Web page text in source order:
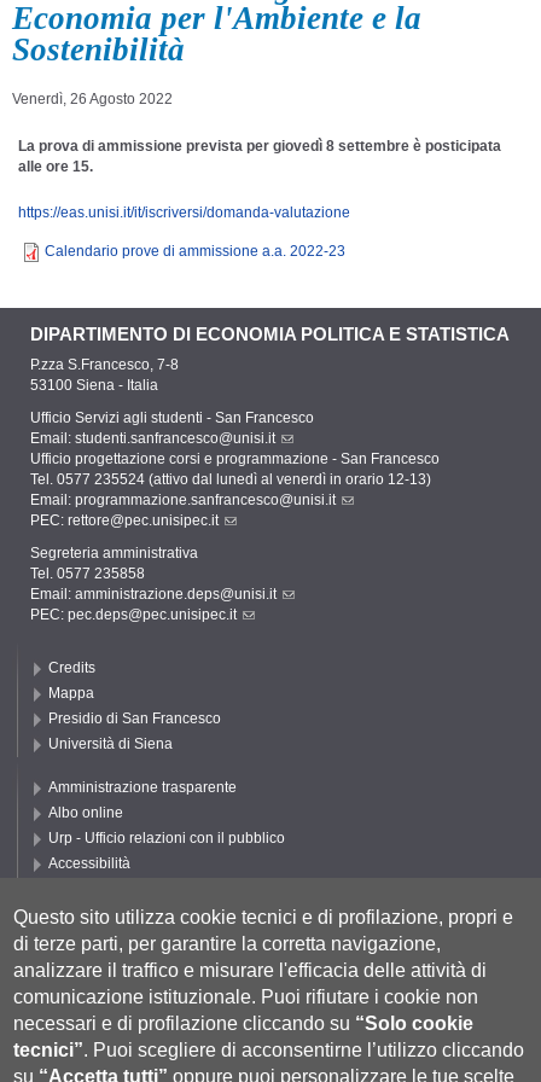
Economia per l'Ambiente e la
Sostenibilità
Venerdì, 26 Agosto 2022
La prova di ammissione prevista per giovedì 8 settembre è posticipata
alle ore 15.
https://eas.unisi.it/it/iscriversi/domanda-valutazione
Calendario prove di ammissione a.a. 2022-23
DIPARTIMENTO DI ECONOMIA POLITICA E STATISTICA
P.zza S.Francesco, 7-8
53100 Siena - Italia
Ufficio Servizi agli studenti - San Francesco
Email: studenti.sanfrancesco@unisi.it
Ufficio progettazione corsi e programmazione - San Francesco
Tel. 0577 235524 (attivo dal lunedì al venerdì in orario 12-13)
Email: programmazione.sanfrancesco@unisi.it
PEC: rettore@pec.unisipec.it
Segreteria amministrativa
Tel. 0577 235858
Email: amministrazione.deps@unisi.it
PEC: pec.deps@pec.unisipec.it
Credits
Mappa
Presidio di San Francesco
Università di Siena
Amministrazione trasparente
Albo online
Urp - Ufficio relazioni con il pubblico
Accessibilità
Cookie settings
Segui DEPS
Questo sito utilizza cookie tecnici e di profilazione, propri e
di terze parti, per garantire la corretta navigazione,
analizzare il traffico e misurare l'efficacia delle attività di
comunicazione istituzionale. Puoi rifiutare i cookie non
necessari e di profilazione cliccando su “Solo cookie
tecnici”. Puoi scegliere di acconsentirne l’utilizzo cliccando
su “Accetta tutti” oppure puoi personalizzare le tue scelte